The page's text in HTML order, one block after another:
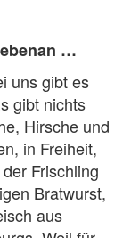
…
uns gibt es
gibt nichts
Hirsche und
in Freiheit,
Frischling
Bratwurst,
aus